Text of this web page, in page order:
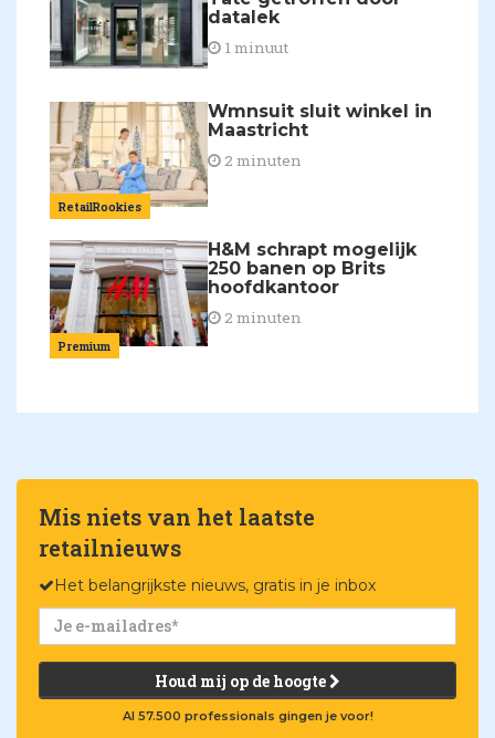
datalek
1 minuut
RetailRookies
Wmnsuit sluit winkel in
Maastricht
2 minuten
Premium
H&M schrapt mogelijk
250 banen op Brits
hoofdkantoor
2 minuten
Mis niets van het laatste
retailnieuws
Het belangrijkste nieuws, gratis in je inbox
Houd mij op de hoogte
Al 57.500 professionals gingen je voor!